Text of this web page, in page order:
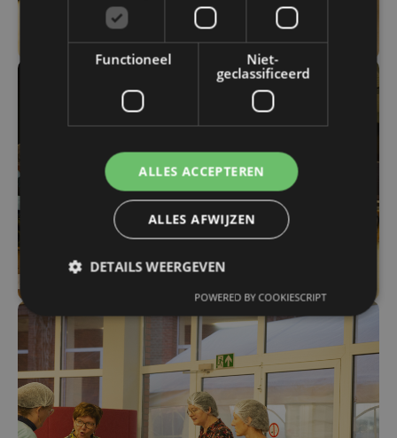
Functioneel
Niet-
geclassificeerd
ALLES ACCEPTEREN
ALLES AFWIJZEN
DETAILS WEERGEVEN
POWERED BY COOKIESCRIPT